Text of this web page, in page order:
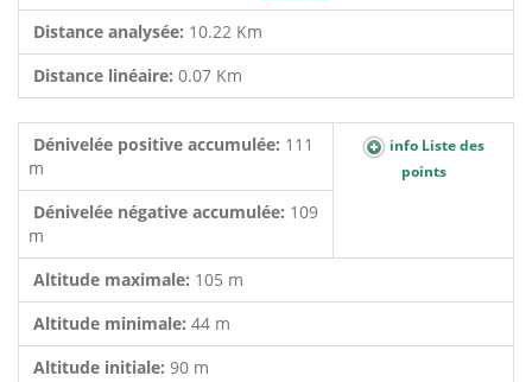
Distance analysée: 10.22 Km
Distance linéaire: 0.07 Km
Dénivelée positive accumulée: 111
m
info Liste des
points
Dénivelée négative accumulée: 109
m
Altitude maximale: 105 m
Altitude minimale: 44 m
Altitude initiale: 90 m